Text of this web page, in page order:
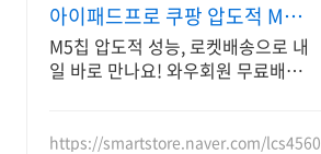
아이패드프로 쿠팡 압도적 M5
성능
M5칩 압도적 성능, 로켓배송으로 내
일 바로 만나요! 와우회원 무료배송
https://smartstore.naver.com/lcs4560